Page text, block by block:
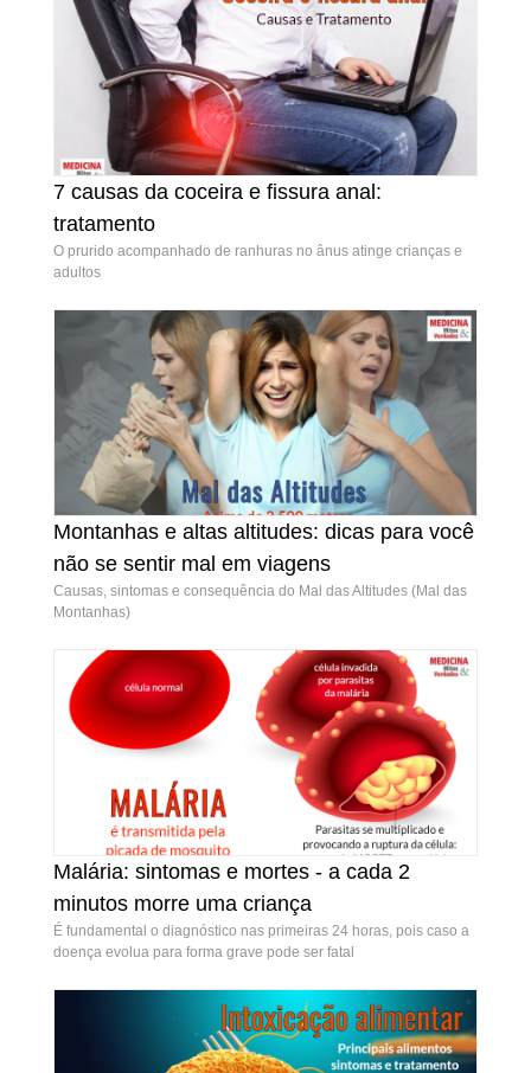
7 causas da coceira e fissura anal: tratamento
7 causas da coceira e fissura anal:
tratamento
O prurido acompanhado de ranhuras no ânus atinge crianças e
adultos
Montanhas e altas altitudes: dicas para você
não se sentir mal em viagens
Montanhas e altas altitudes: dicas para você
não se sentir mal em viagens
Causas, sintomas e consequência do Mal das Altitudes (Mal das
Montanhas)
Malária: sintomas e mortes - a cada 2 minutos
morre uma criança
Malária: sintomas e mortes - a cada 2
minutos morre uma criança
É fundamental o diagnóstico nas primeiras 24 horas, pois caso a
doença evolua para forma grave pode ser fatal